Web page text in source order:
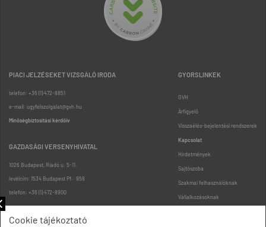
PIACI JELZÉSEKET VIZSGÁLÓ IRODA
telefon: +36 (1) 472-8851
e-mail: ugyfelszolgalat@gvh.hu
Minőségbiztosítási kérdőív
GAZDASÁGI VERSENYHIVATAL
1026 Budapest, Riadó u. 5-11.
levélcím: 1534 Budapest Pf.: 958
telefon: +36 (1) 472-8900
GYORSLINKEK
GVH
Árfigyelő
Visszaélés-bejelentési rendszerek
Kapcsolat
Hirdetmények
Sajtószoba
Szakmai felhasználóknak
Vállalkozásoknak
Cookie tájékoztató